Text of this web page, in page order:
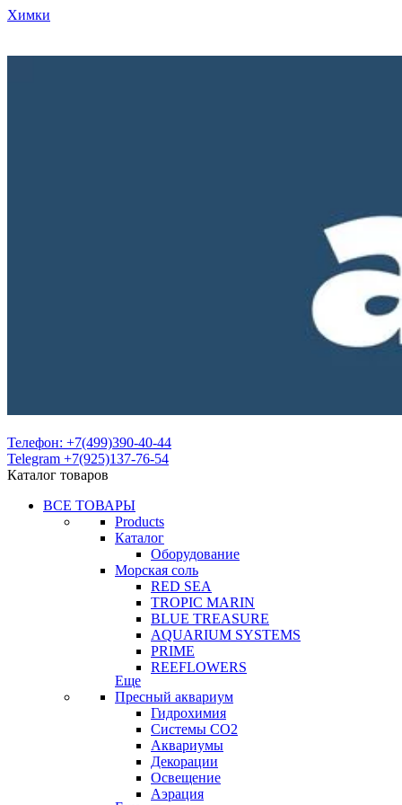
Химки
Телефон: +7(499)390-40-44
Telegram +7(925)137-76-54
Каталог товаров
ВСЕ ТОВАРЫ
Products
Каталог
Оборудование
Морская соль
RED SEA
TROPIC MARIN
BLUE TREASURE
AQUARIUM SYSTEMS
PRIME
REEFLOWERS
Еще
Пресный аквариум
Гидрохимия
Системы СО2
Аквариумы
Декорации
Освещение
Аэрация